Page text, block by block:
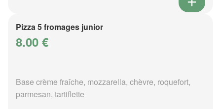
Pizza 5 fromages junior
8.00 €
Base crème fraîche, mozzarella, chèvre, roquefort,
parmesan, tartiflette